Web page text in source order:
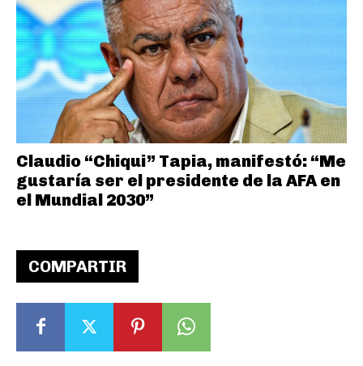
COMPARTIR
Claudio “Chiqui” Tapia, manifestó: “Me
gustaría ser el presidente de la AFA en
el Mundial 2030”